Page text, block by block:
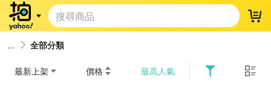
登
全部分類
最新上架 價格 最高人氣